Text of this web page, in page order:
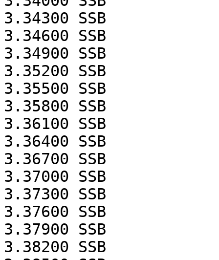
3.34300
SSB
3.34600
SSB
3.34900
SSB
3.35200
SSB
3.35500
SSB
3.35800
SSB
3.36100
SSB
3.36400
SSB
3.36700
SSB
3.37000
SSB
3.37300
SSB
3.37600
SSB
3.37900
SSB
3.38200
SSB